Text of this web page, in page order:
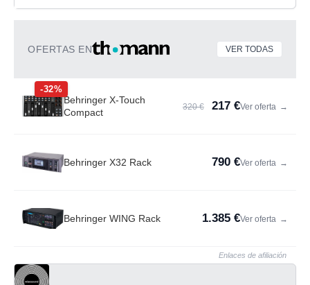
OFERTAS EN VER TODAS
-32%
Behringer X-Touch
Compact
320 € 217 €Ver oferta →
Behringer X32 Rack 790 €Ver oferta →
Behringer WING Rack 1.385 €Ver oferta →
Enlaces de afiliación